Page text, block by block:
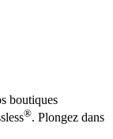
boutiques
®. Plongez dans